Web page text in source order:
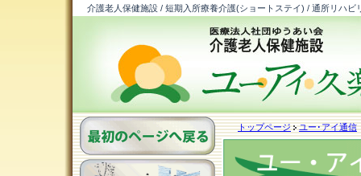
介護老人保健施設 / 短期入所療養介護(ショートステイ) / 通所リハ
トップページ ユー･アイ通信